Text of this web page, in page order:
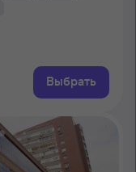
Выбрать